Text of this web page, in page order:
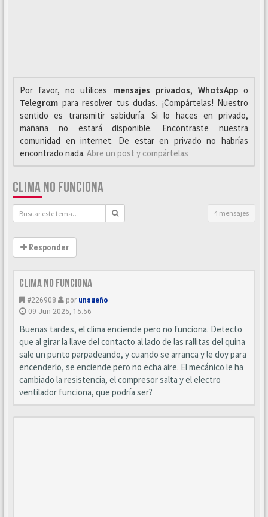
Por favor, no utilices mensajes privados, WhαtsAppo
Telegrαm para resolver tus dudas. ¡Compártelas! Nuestro
sentido es transmitir sabiduría. Si lo haces en privado,
mañana no estará disponible. Encontraste nuestra
comunidad en internet. De estar en privado no habrías
encontrado nada. Abre un post y compártelas
CLIMA NO FUNCIONA
4 mensajes
Responder
Clima no funciona
#226908 por unsueño
09 Jun 2025, 15:56
Buenas tardes, el clima enciende pero no funciona. Detecto
que al girar la llave del contacto al lado de las rallitas del quina
sale un punto parpadeando, y cuando se arranca y le doy para
encenderlo, se enciende pero no echa aire. El mecánico le ha
cambiado la resistencia, el compresor salta y el electro
ventilador funciona, que podría ser?